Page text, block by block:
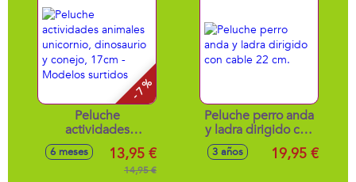
- 7 %
Peluche
actividades
animales unicornio,
dinosaurio y
conejo, 17cm -
6 meses 13,95 €
14,95 €
Peluche perro anda
y ladra dirigido con
cable 22 cm.
3 años 19,95 €